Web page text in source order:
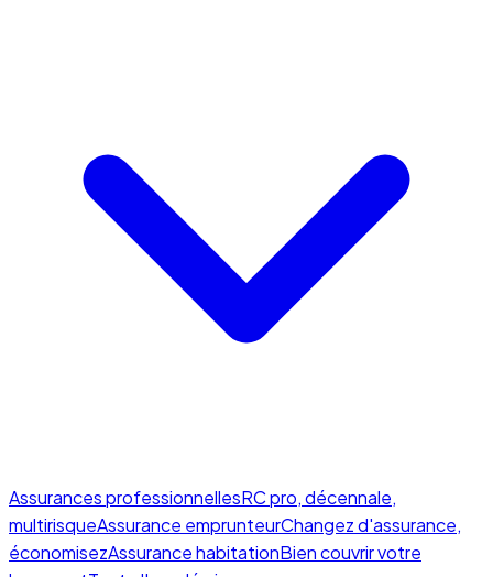
Assurances professionnellesRC pro, décennale,
multirisqueAssurance emprunteurChangez d'assurance,
économisezAssurance habitationBien couvrir votre